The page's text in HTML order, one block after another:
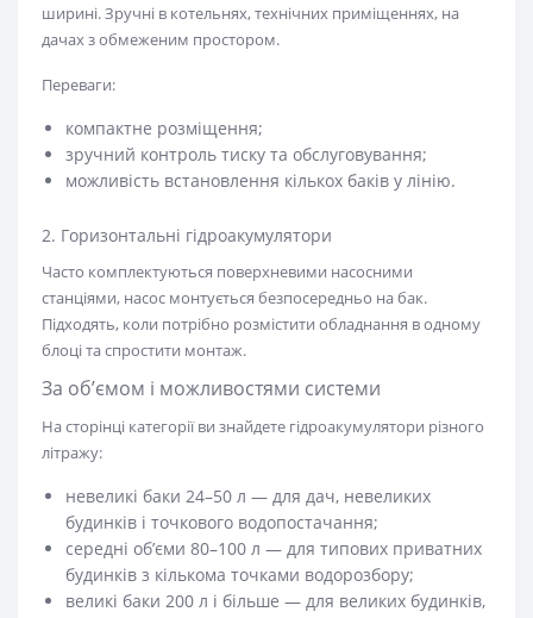
ширині. Зручні в котельнях, технічних приміщеннях, на
дачах з обмеженим простором.
Переваги:
компактне розміщення;
зручний контроль тиску та обслуговування;
можливість встановлення кількох баків у лінію.
2. Горизонтальні гідроакумулятори
Часто комплектуються поверхневими насосними
станціями, насос монтується безпосередньо на бак.
Підходять, коли потрібно розмістити обладнання в одному
блоці та спростити монтаж.
За об’ємом і можливостями системи
На сторінці категорії ви знайдете гідроакумулятори різного
літражу:
невеликі баки 24–50 л — для дач, невеликих
будинків і точкового водопостачання;
середні об’єми 80–100 л — для типових приватних
будинків з кількома точками водорозбору;
великі баки 200 л і більше — для великих будинків,